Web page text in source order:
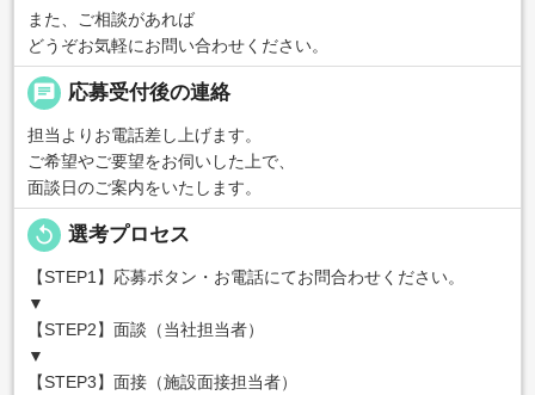
また、ご相談があれば
どうぞお気軽にお問い合わせください。
chat 応募受付後の連絡
担当よりお電話差し上げます。
ご希望やご要望をお伺いした上で、
面談日のご案内をいたします。
replay 選考プロセス
【STEP1】応募ボタン・お電話にてお問合わせください。
▼
【STEP2】面談（当社担当者）
▼
【STEP3】面接（施設面接担当者）